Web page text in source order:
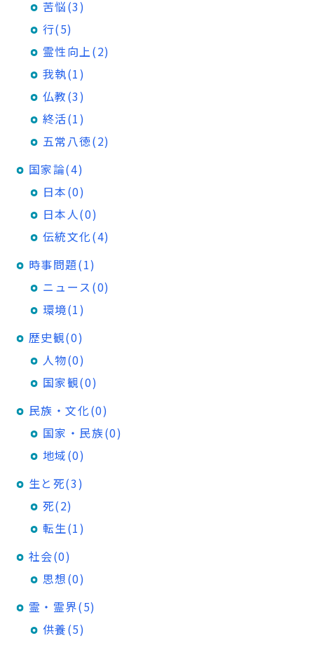
苦悩(3)
行(5)
霊性向上(2)
我執(1)
仏教(3)
終活(1)
五常八徳(2)
国家論(4)
日本(0)
日本人(0)
伝統文化(4)
時事問題(1)
ニュース(0)
環境(1)
歴史観(0)
人物(0)
国家観(0)
民族・文化(0)
国家・民族(0)
地域(0)
生と死(3)
死(2)
転生(1)
社会(0)
思想(0)
霊・霊界(5)
供養(5)